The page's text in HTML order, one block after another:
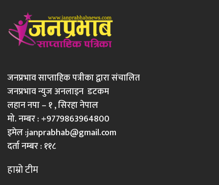
जनप्रभाव साप्ताहिक पत्रीका द्वारा संचालित
जनप्रभाव न्युज अनलाइन डटकम
लहान नपा – १ , सिरहा नेपाल
मो. नम्बर : +9779863964800
इमेल :janprabhab@gmail.com
दर्ता नम्बर : ११८
हाम्रो टीम